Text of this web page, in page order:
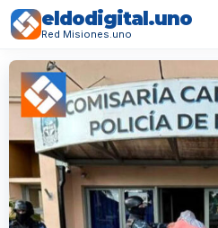
eldodigital.uno
Red Misiones.uno